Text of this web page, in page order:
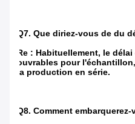
Q7. Que diriez-vous de du
Re : Habituellement, le
ouvrables pour
la production en série.
Q8. Comment